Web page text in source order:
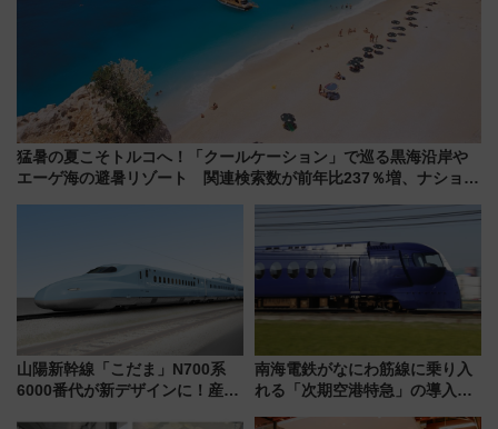
猛暑の夏こそトルコへ！「クールケーション」で巡る黒海沿岸や
エーゲ海の避暑リゾート 関連検索数が前年比237％増、ナショジ
山陽新幹線「こだま」N700系
6000番代が新デザインに！産学
南海電鉄がなにわ筋線に乗り入
れる「次期空港特急」の導入を